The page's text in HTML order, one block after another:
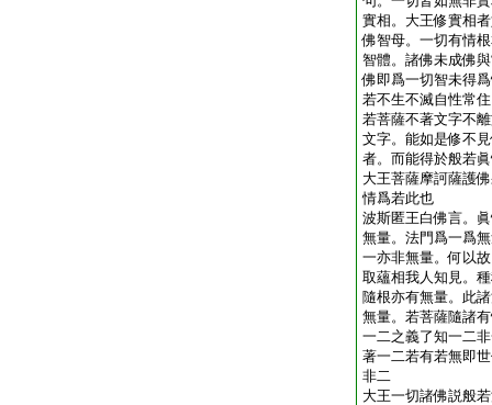
實相。大王修實相
佛智母。一切有情
智體。諸佛未成佛
佛即爲一切智未得
若不生不滅自性常
若菩薩不著文字不
文字。能如是修不
者。而能得於般若
大王菩薩摩訶薩護
情爲若此也
波斯匿王白佛言。
無量。法門爲一爲
一亦非無量。何以
取蘊相我人知見。
隨根亦有無量。此
無量。若菩薩隨諸
一二之義了知一二
著一二若有若無即
非二
大王一切諸佛説般